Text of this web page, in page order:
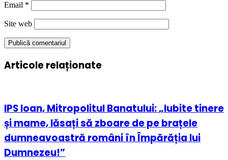
Email *
Site web
Articole relaționate
IPS Ioan, Mitropolitul Banatului: „Iubite tinere
și mame, lăsați să zboare de pe brațele
dumneavoastră români în Împărăția lui
Dumnezeu!”